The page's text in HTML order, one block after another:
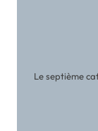
Le septième